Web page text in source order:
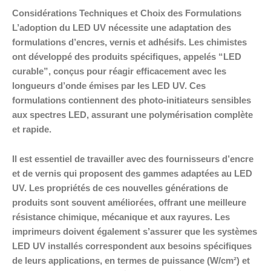
Considérations Techniques et Choix des Formulations
L’adoption du LED UV nécessite une adaptation des
formulations d’encres, vernis et adhésifs. Les chimistes
ont développé des produits spécifiques, appelés “LED
curable”, conçus pour réagir efficacement avec les
longueurs d’onde émises par les LED UV. Ces
formulations contiennent des photo-initiateurs sensibles
aux spectres LED, assurant une polymérisation complète
et rapide.
Il est essentiel de travailler avec des fournisseurs d’encre
et de vernis qui proposent des gammes adaptées au LED
UV. Les propriétés de ces nouvelles générations de
produits sont souvent améliorées, offrant une meilleure
résistance chimique, mécanique et aux rayures. Les
imprimeurs doivent également s’assurer que les systèmes
LED UV installés correspondent aux besoins spécifiques
de leurs applications, en termes de puissance (W/cm²) et